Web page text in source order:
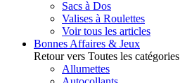
Sacs à Dos
Valises à Roulettes
Voir tous les articles
Bonnes Affaires & Jeux
Retour vers Toutes les catégories
Allumettes